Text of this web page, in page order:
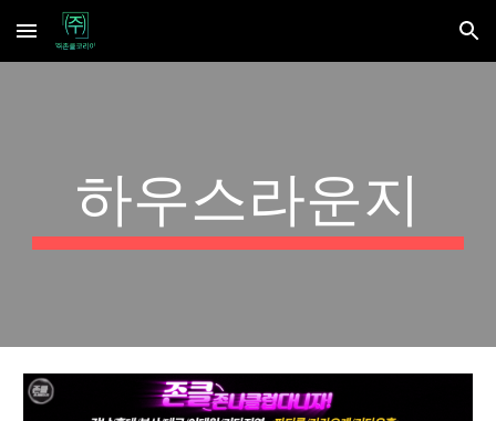
Skip to main content Skip to navigation
하우스라운지